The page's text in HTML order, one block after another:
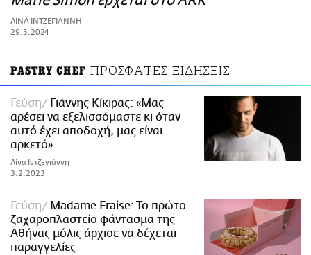
ΑΜΠΑ
PRINT
ΛΙΝΑ ΙΝΤΖΕΓΙΑΝΝΗ
29.3.2024
PASTRY CHEF ΠΡΟΣΦΑΤΕΣ ΕΙΔΗΣΕΙΣ
Γεύση
Γιάννης Κίκιρας: «Μας
αρέσει να εξελισσόμαστε κι όταν
αυτό έχει αποδοχή, μας είναι
αρκετό»
Λίνα Ιντζεγιάννη
3.2.2023
Γεύση
Madame Fraise: To πρώτο
ζαχαροπλαστείο φάντασμα της
Αθήνας μόλις άρχισε να δέχεται
παραγγελίες